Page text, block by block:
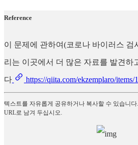
Reference
이 문제에 관하여(코로나 바이러스 검
리는 이곳에서 더 많은 자료를 발견하
다 https://qiita.com/ekzemplaro/items/
텍스트를 자유롭게 공유하거나 복사할 수 있습니
URL로 남겨 두십시오.